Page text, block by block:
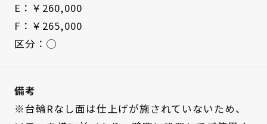
E：￥260,000
F：￥265,000
区分：◯
備考
※台輪Rなし面は仕上げが施されていないため、